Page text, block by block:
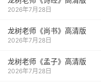
2026年7月28日
龙树老师《尚书》高清版
2026年7月28日
龙树老师《孟子》高清版
2026年7月28日